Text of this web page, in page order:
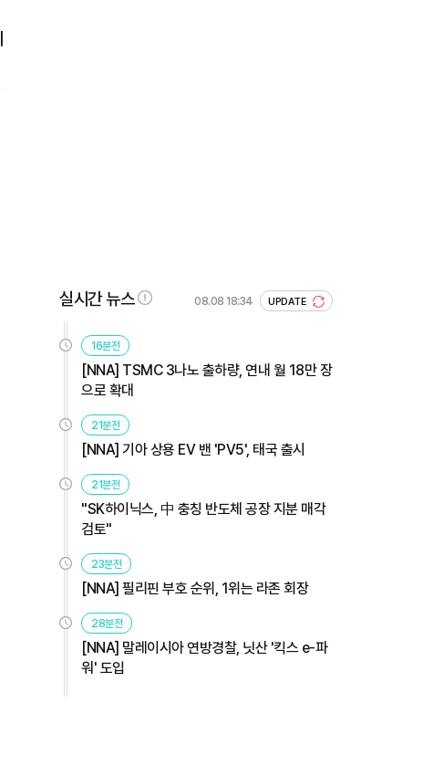
실시간 뉴스 08.08 18:34 UPDATE
16분전
[NNA] TSMC 3나노 출하량, 연내 월 18만 장
으로 확대
21분전
[NNA] 기아 상용 EV 밴 'PV5', 태국 출시
21분전
"SK하이닉스, 中 충칭 반도체 공장 지분 매각
검토"
23분전
[NNA] 필리핀 부호 순위, 1위는 라존 회장
28분전
[NNA] 말레이시아 연방경찰, 닛산 '킥스 e-파
워' 도입